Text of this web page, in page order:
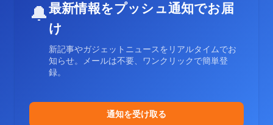
🔔最新情報をプッシュ通知でお届
け
新記事やガジェットニュースをリアルタイムでお
知らせ。メールは不要、ワンクリックで簡単登
録。
通知を受け取る